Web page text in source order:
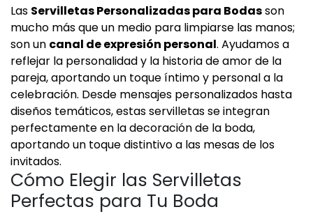
Las Servilletas Personalizadas para Bodasson
mucho más que un medio para limpiarse las manos;
son un canal de expresión personal. Ayudamos a
reflejar la personalidad y la historia de amor de la
pareja, aportando un toque íntimo y personal a la
celebración. Desde mensajes personalizados hasta
diseños temáticos, estas servilletas se integran
perfectamente en la decoración de la boda,
aportando un toque distintivo a las mesas de los
invitados.
Cómo Elegir las Servilletas
Perfectas para Tu Boda